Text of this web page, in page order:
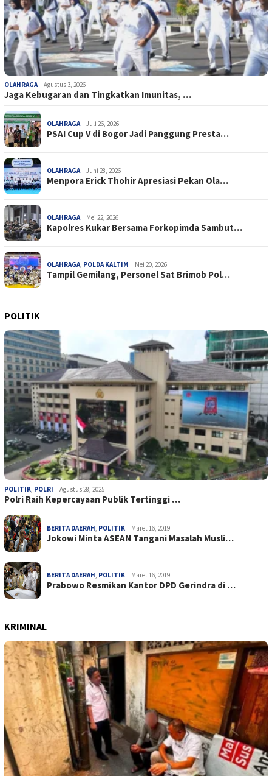
OLAHRAGA Agustus 3, 2026
Jaga Kebugaran dan Tingkatkan Imunitas, …
OLAHRAGA Juli 26, 2026
PSAI Cup V di Bogor Jadi Panggung Presta…
OLAHRAGA Juni 28, 2026
Menpora Erick Thohir Apresiasi Pekan Ola…
OLAHRAGA Mei 22, 2026
Kapolres Kukar Bersama Forkopimda Sambut…
OLAHRAGA POLDA KALTIM Mei 20, 2026
Tampil Gemilang, Personel Sat Brimob Pol…
POLITIK
POLITIK POLRI Agustus 28, 2025
Polri Raih Kepercayaan Publik Tertinggi …
BERITA DAERAH POLITIK Maret 16, 2019
Jokowi Minta ASEAN Tangani Masalah Musli…
BERITA DAERAH POLITIK Maret 16, 2019
Prabowo Resmikan Kantor DPD Gerindra di …
KRIMINAL